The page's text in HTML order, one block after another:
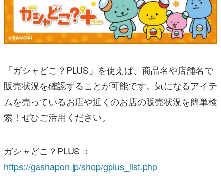
「ガシャどこ？PLUS」を使えば、商品名や店舗名で
販売状況を確認することが可能です。気になるアイテ
ムを売っているお店や近くのお店の販売状況を簡単検
索！ぜひご活用ください。
ガシャどこ？PLUS ：
https://gashapon.jp/shop/gplus_list.php